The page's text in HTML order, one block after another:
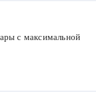
-Дождитесь
свяжутся менеджер
с максимальной